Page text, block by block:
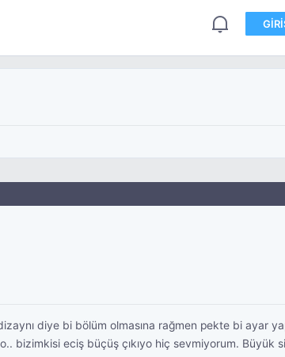
diye bi bölüm olmasına rağmen pekte bi ayar
bizimkisi eciş büçüş çıkıyo hiç sevmiyorum. Büyük